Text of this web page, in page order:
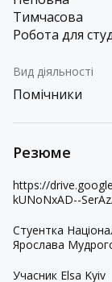
Тимчасова
Робота для
Вид діяльності
Помічники
Резюме
https://
kUNoNxAD--
Стуентка
Ярослава
Учасник Elsa Kyiv